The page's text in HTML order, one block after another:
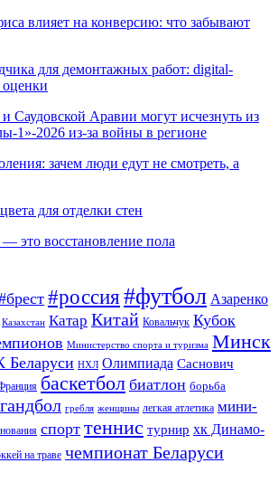
влияет на конверсию: что забывают
для демонтажных работ: digital-
оценки
Саудовской Аравии могут исчезнуть из
1»-2026 из-за войны в регионе
зачем люди едут не смотреть, а
для отделки стен
это восстановление пола
#россия#футбол Азаренко
Казахстан Катар Китай Ковальчук Кубок
Министерство спорта и туризма Минск
НХЛ Олимпиада Саснович
баскетбол биатлон борьба
гандбол гребля женщины легкая атлетика мини-
спорт теннис турнир хк Динамо-
на траве чемпионат Беларуси